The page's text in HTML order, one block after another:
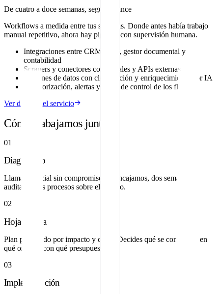
De cuatro a doce semanas, según alcance
Workflows a medida entre tus sistemas. Donde antes había trabajo
manual repetitivo, ahora hay pipeline con supervisión humana.
Integraciones entre CRM, ERP, gestor documental y
contabilidad
Scrapers y conectores con portales y APIs externas
Pipelines de datos con clasificación y enriquecimiento por IA
Monitorización, alertas y panel de control de los flujos
Ver detalle del servicio
Cómo trabajamos juntos.
01
Diagnóstico
Llamada inicial sin compromiso. Si encajamos, dos semanas
auditando tus procesos sobre el terreno.
02
Hoja de ruta
Plan priorizado por impacto y coste. Decides qué se construye, en
qué orden y con qué presupuesto.
03
Implementación